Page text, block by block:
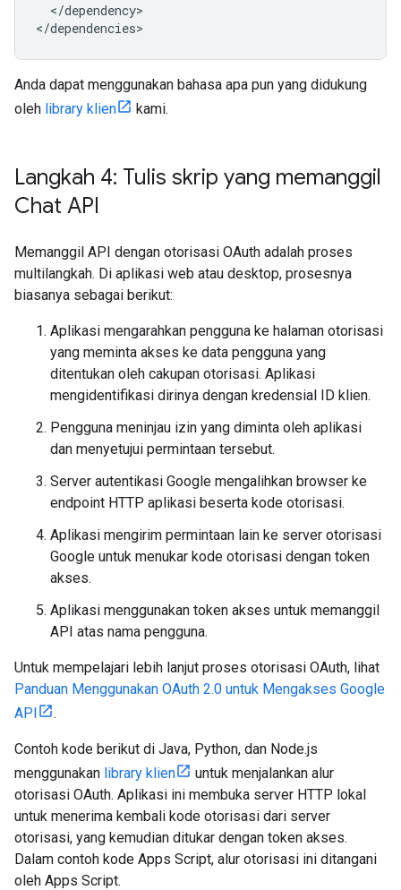
</dependency>
Anda dapat menggunakan bahasa apa pun yang didukung
oleh library klien kami.
Langkah 4: Tulis skrip yang memanggil
Chat API
Memanggil API dengan otorisasi OAuth adalah proses
multilangkah. Di aplikasi web atau desktop, prosesnya
biasanya sebagai berikut:
Aplikasi mengarahkan pengguna ke halaman otorisasi
yang meminta akses ke data pengguna yang
ditentukan oleh cakupan otorisasi. Aplikasi
mengidentifikasi dirinya dengan kredensial ID klien.
Pengguna meninjau izin yang diminta oleh aplikasi
dan menyetujui permintaan tersebut.
Server autentikasi Google mengalihkan browser ke
endpoint HTTP aplikasi beserta kode otorisasi.
Aplikasi mengirim permintaan lain ke server otorisasi
Google untuk menukar kode otorisasi dengan token
akses.
Aplikasi menggunakan token akses untuk memanggil
API atas nama pengguna.
Untuk mempelajari lebih lanjut proses otorisasi OAuth, lihat
Panduan Menggunakan OAuth 2.0 untuk Mengakses Google
API
.
Contoh kode berikut di Java, Python, dan Node.js
menggunakan library klien
untuk menjalankan alur
otorisasi OAuth. Aplikasi ini membuka server HTTP lokal
untuk menerima kembali kode otorisasi dari server
otorisasi, yang kemudian ditukar dengan token akses.
Dalam contoh kode Apps Script, alur otorisasi ini ditangani
oleh Apps Script.